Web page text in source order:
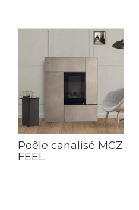
Poêle canalisé MCZ
FEEL